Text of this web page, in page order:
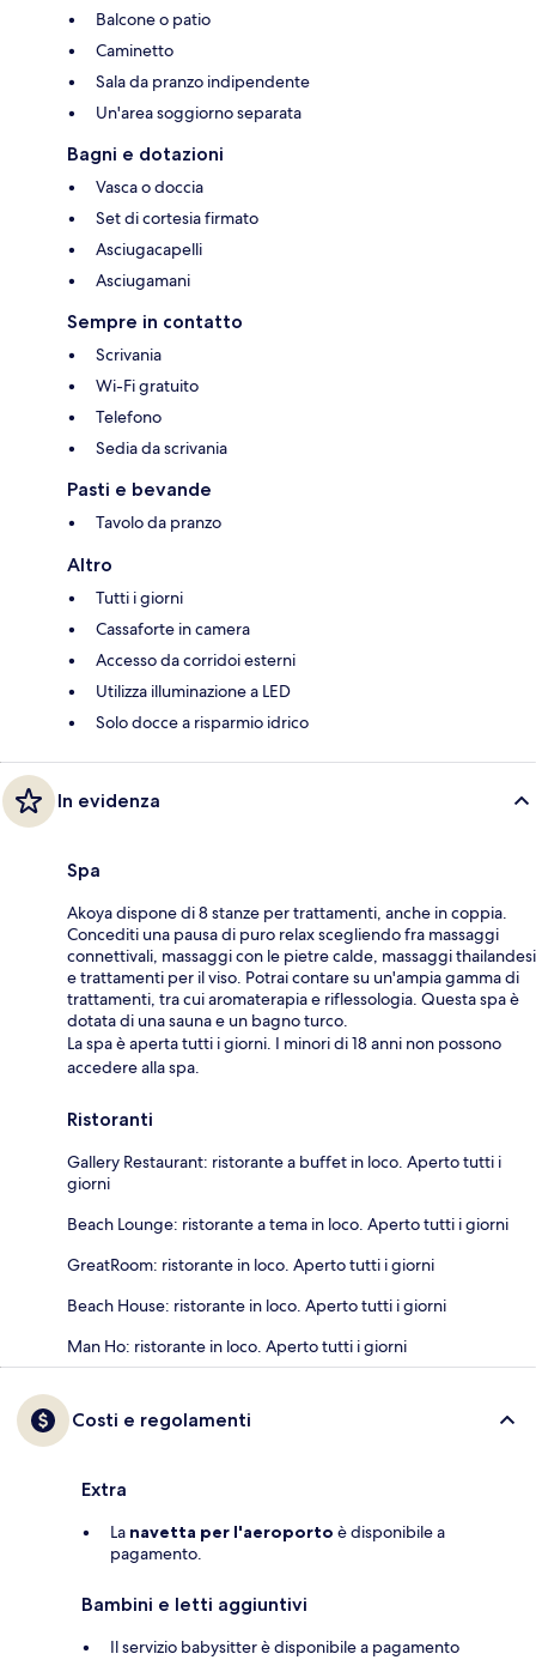
Balcone o patio
Caminetto
Sala da pranzo indipendente
Un'area soggiorno separata
Bagni e dotazioni
Vasca o doccia
Set di cortesia firmato
Asciugacapelli
Asciugamani
Sempre in contatto
Scrivania
Wi-Fi gratuito
Telefono
Sedia da scrivania
Pasti e bevande
Tavolo da pranzo
Altro
Tutti i giorni
Cassaforte in camera
Accesso da corridoi esterni
Utilizza illuminazione a LED
Solo docce a risparmio idrico
In evidenza
Spa
Akoya dispone di 8 stanze per trattamenti, anche in coppia.
Concediti una pausa di puro relax scegliendo fra massaggi
connettivali, massaggi con le pietre calde, massaggi thailandesi
e trattamenti per il viso. Potrai contare su un'ampia gamma di
trattamenti, tra cui aromaterapia e riflessologia. Questa spa è
dotata di una sauna e un bagno turco.
La spa è aperta tutti i giorni. I minori di 18 anni non possono
accedere alla spa.
Ristoranti
Gallery Restaurant: ristorante a buffet in loco. Aperto tutti i
giorni
Beach Lounge: ristorante a tema in loco. Aperto tutti i giorni
GreatRoom: ristorante in loco. Aperto tutti i giorni
Beach House: ristorante in loco. Aperto tutti i giorni
Man Ho: ristorante in loco. Aperto tutti i giorni
Costi e regolamenti
Extra
La navetta per l'aeroporto è disponibile a
pagamento.
Bambini e letti aggiuntivi
Il servizio babysitter è disponibile a pagamento